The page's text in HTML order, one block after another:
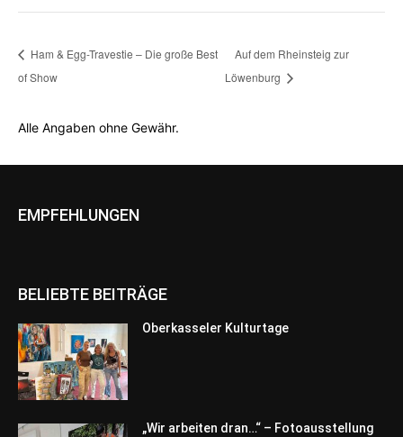
Ham & Egg-Travestie – Die große Best
of Show
Auf dem Rheinsteig zur
Löwenburg
Alle Angaben ohne Gewähr.
EMPFEHLUNGEN
BELIEBTE BEITRÄGE
Oberkasseler Kulturtage
„Wir arbeiten dran…“ – Fotoausstellung